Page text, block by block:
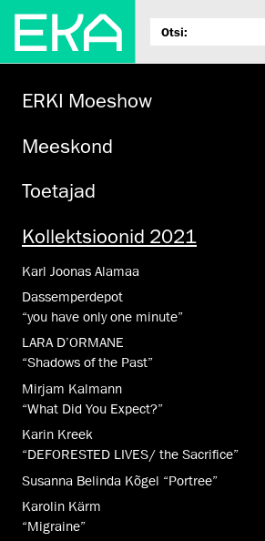
ERKI Moeshow
Meeskond
Toetajad
Kollektsioonid 2021
Karl Joonas Alamaa
Dassemperdepot
“you have only one minute”
LARA D’ORMANE
“Shadows of the Past”
Mirjam Kalmann
“What Did You Expect?”
Karin Kreek
“DEFORESTED LIVES/ the Sacrifice”
Susanna Belinda Kõgel “Portree”
Karolin Kärm
“Migraine”